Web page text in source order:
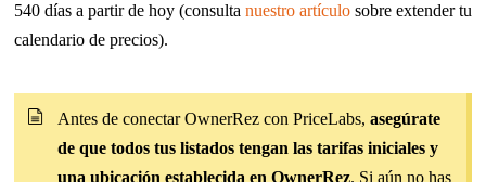
540 días a partir de hoy (consulta nuestro artículosobre extender tu
calendario de precios).
Antes de conectar OwnerRez con PriceLabs, asegúrate
de que todos tus listados tengan las tarifas iniciales y
una ubicación establecida en OwnerRez. Si aún no has